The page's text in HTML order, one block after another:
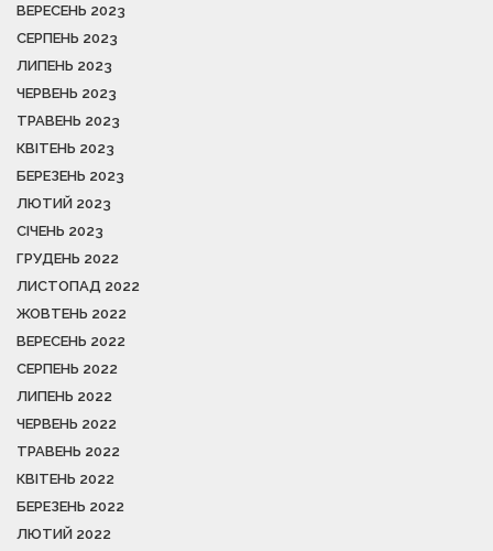
ВЕРЕСЕНЬ 2023
СЕРПЕНЬ 2023
ЛИПЕНЬ 2023
ЧЕРВЕНЬ 2023
ТРАВЕНЬ 2023
КВІТЕНЬ 2023
БЕРЕЗЕНЬ 2023
ЛЮТИЙ 2023
СІЧЕНЬ 2023
ГРУДЕНЬ 2022
ЛИСТОПАД 2022
ЖОВТЕНЬ 2022
ВЕРЕСЕНЬ 2022
СЕРПЕНЬ 2022
ЛИПЕНЬ 2022
ЧЕРВЕНЬ 2022
ТРАВЕНЬ 2022
КВІТЕНЬ 2022
БЕРЕЗЕНЬ 2022
ЛЮТИЙ 2022